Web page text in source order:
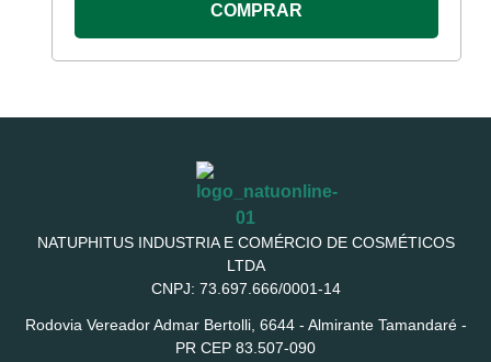
COMPRAR
NATUPHITUS INDUSTRIA E COMÉRCIO DE COSMÉTICOS
LTDA
CNPJ: 73.697.666/0001-14
Rodovia Vereador Admar Bertolli, 6644 - Almirante Tamandaré -
PR CEP 83.507-090